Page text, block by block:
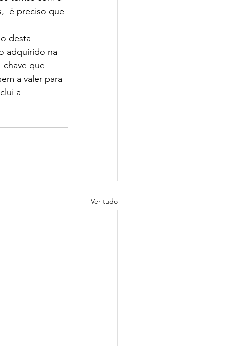
é preciso que
adquirido na
chave que
a valer para
a
Ver tudo